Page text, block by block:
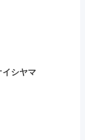
シヤマ